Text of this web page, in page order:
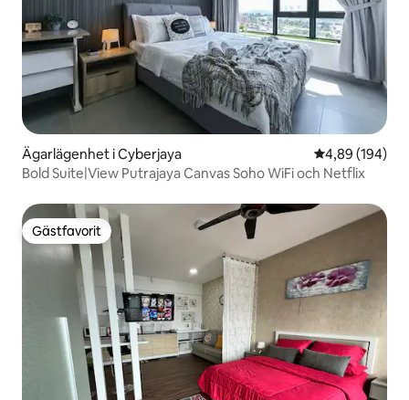
Ägarlägenhet i Cyberjaya 4,89 av 5 i
4,89 (194)
Bold Suite|View Putrajaya Canvas Soho WiFi och Netflix
Gästfavorit
Gästfavorit